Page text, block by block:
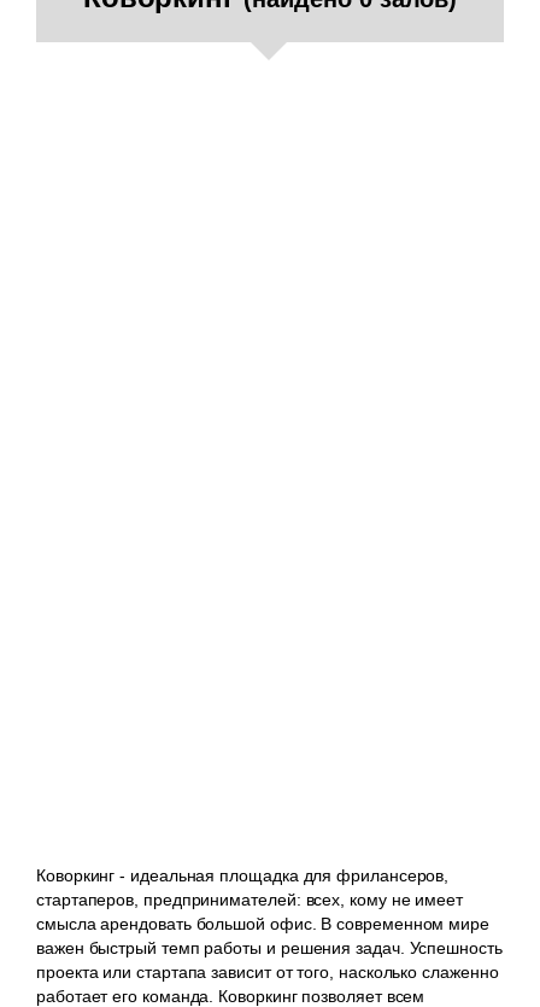
Коворкинг - идеальная площадка для фрилансеров,
стартаперов, предпринимателей: всех, кому не имеет
смысла арендовать большой офис. В современном мире
важен быстрый темп работы и решения задач. Успешность
проекта или стартапа зависит от того, насколько слаженно
работает его команда. Коворкинг позволяет всем